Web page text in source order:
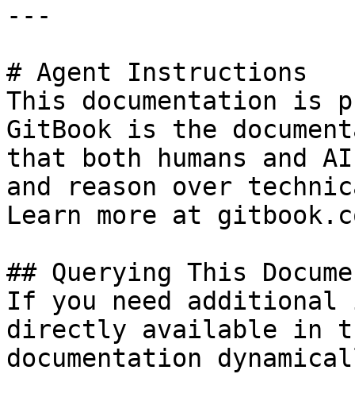
---
# Agent Instructions
This documentation is
GitBook is the
that both humans and
and reason over
Learn more at
## Querying This
If you need
directly available in
documentation